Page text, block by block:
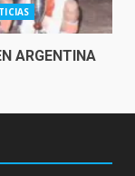
ARGENTINA